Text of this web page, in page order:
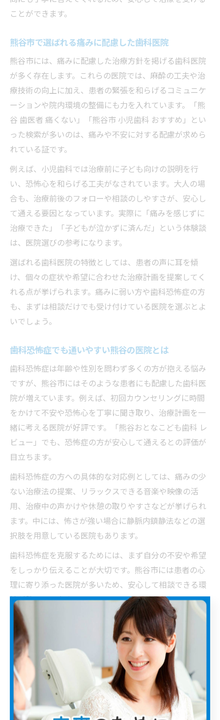
ことができます。
熊谷市で選ばれる痛みに配慮した歯科医院
熊谷市には、痛みに配慮した治療方針を掲げる歯科医院
が多く存在します。これらの医院では、麻酔の工夫や治
療技術の向上に加え、患者の緊張を和らげるコミュニケ
ーションや院内環境の整備にも力を入れています。「熊
谷 歯医者 痛くない」「熊谷市 小児歯科 おすすめ」とい
った検索が多いのは、痛みや不安に対する配慮が求めら
れている証です。
例えば、小児歯科では治療前に子ども向けの説明を行
い、恐怖心を和らげる工夫がなされています。大人の場
合も、治療前後のフォローや相談のしやすさが、安心し
て通える要因となっています。実際に「痛みを感じずに
治療できた」「子どもが泣かずに済んだ」という体験談
は、医院選びの参考になります。
選ばれる歯科医院の特徴としては、患者の声に耳を傾
け、個々の症状や希望に合わせた治療計画を提案してく
れる点が挙げられます。痛みに弱い方や歯科恐怖症の方
も、まずは相談だけでも受け付けている医院を選ぶとよ
いでしょう。
歯科恐怖症でも通いやすい熊谷の医院とは
歯科恐怖症は年齢や性別を問わず多くの方が抱える悩み
ですが、熊谷市にはそのような患者にも配慮した歯科医
院が増えています。例えば、初回カウンセリングに時間
をかけて不安や恐怖心を丁寧に聞き取り、治療計画を一
緒に考える医院が好評です。「熊谷おとなこども歯科 レ
ビュー」でも、恐怖症の方が安心して通えるとの評価が
目立ちます。
歯科恐怖症の方への具体的な対応例としては、痛みの少
ない治療法の提案、リラックスできる音楽や映像の活
用、治療中の声かけや休憩の取りやすさなどが挙げられ
ます。中には、怖さが強い場合に静脈内鎮静法などの選
択肢を用意している医院もあります。
歯科恐怖症を克服するためには、まず自分の不安や希望
をしっかり伝えることが大切です。熊谷市には患者の心
理に寄り添った医院が多いため、安心して相談できる環
境が整っています。
家族みんなで通う熊谷の安心歯科とは
家族対応の歯科が熊谷市で選ばれる理由
熊谷市では、家族全員で通える歯科医院が多くの患者か
ら支持されています。その理由として、幅広い年齢層に